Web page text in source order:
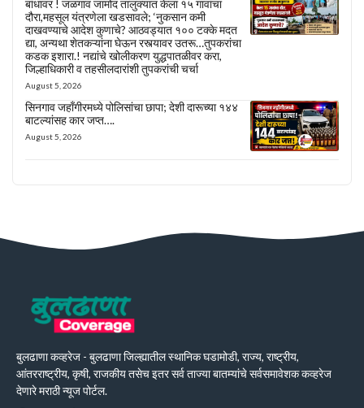
बांधावर ! जळगाव जामोद तालुक्यात केला १५ गावांचा
दौरा,महसूल यंत्रणेला खडसावले; ‘नुकसान कमी
दाखवण्याचे आदेश कुणाचे? आठवड्यात १०० टक्के मदत
द्या, अन्यथा शेतकऱ्यांना घेऊन रस्त्यावर उतरू…तुपकरांचा
कडक इशारा.! नद्यांचे खोलीकरण युद्धपातळीवर करा,
जिल्हाधिकारी व तहसीलदारांशी तुपकरांची चर्चा
August 5, 2026
सिनगाव जहाँगीरमध्ये पोलिसांचा छापा; देशी दारूच्या १४४
बाटल्यांसह कार जप्त….
August 5, 2026
बुलढाणा कव्हरेज - बुलढाणा जिल्ह्यातील स्थानिक घडामोडी, राज्य, राष्ट्रीय,
आंतरराष्ट्रीय, कृषी, राजकीय तसेच इतर सर्व ताज्या बातम्यांचे सर्वसमावेशक कव्हरेज
देणारे मराठी न्यूज पोर्टल.